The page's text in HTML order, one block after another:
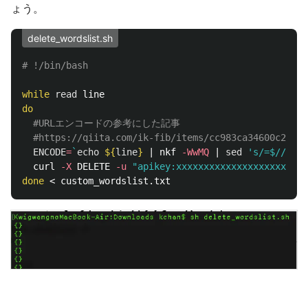
ょう。
delete_wordslist.sh
# !/bin/bash
while read
do
#URLエンコードの参考にした記事
#https://qiita.com/ik-fib/items/
ENCODE=` echo ${line} | nkf -WwMQ sed 's/=$//g'
  curl
-X DELETE -u
done